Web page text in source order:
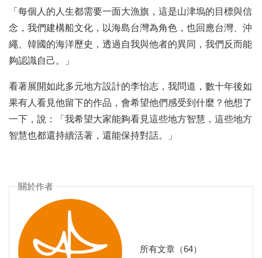
「每個人的人生都需要一面大漁旗，這是山津塢的目標與信
念，我們建構船文化，以海島台灣為角色，也回應台灣、沖
繩、韓國的海洋歷史，透過自我與他者的異同，我們反而能
夠認識自己。」
看著展開如此多元地方設計的李怡志，我問道，數十年後如
果有人看見他留下的作品，會希望他們感受到什麼？他想了
一下，說：「我希望大家能夠看見這些地方智慧，這些地方
智慧也都還持續活著，還能保持對話。」
關於作者
所有文章（64）